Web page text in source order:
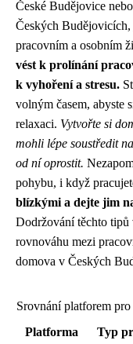
České Budějovice
Českých
pracovním a osobním
vést k prolínání
k vyhoření a stresu.
volným časem, abyste
relaxaci. Vytvořte si
mohli lépe soustředit
od ní oprostit.
pohybu, i když
blízkými a dejte jim
Dodržování těchto tipů
rovnováhu mezi
domova v Českých
Srovnání platforem
Platforma
Typ